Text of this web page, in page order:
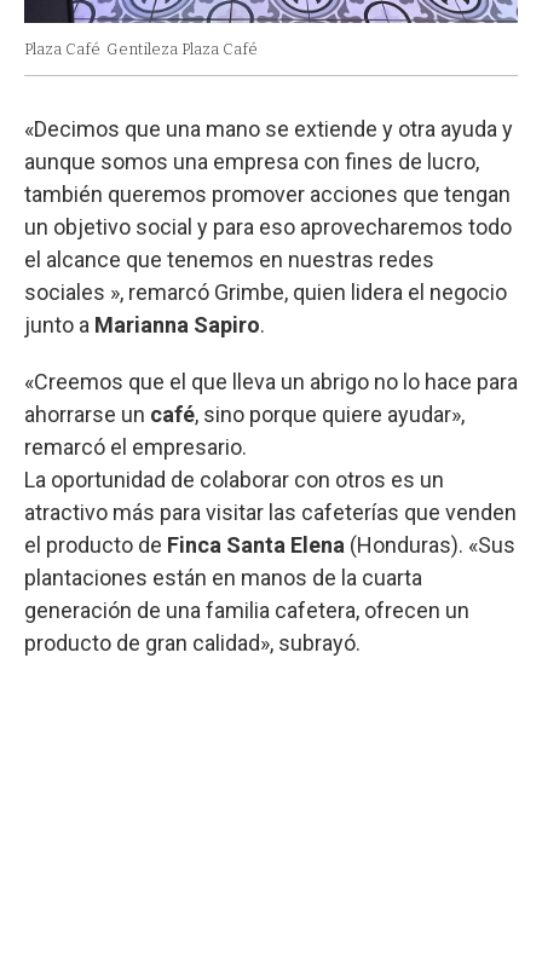
Plaza Café Gentileza Plaza Café
«Decimos que una mano se extiende y otra ayuda y
aunque somos una empresa con fines de lucro,
también queremos promover acciones que tengan
un objetivo social y para eso aprovecharemos todo
el alcance que tenemos en nuestras redes
sociales », remarcó Grimbe, quien lidera el negocio
junto a Marianna Sapiro.
«Creemos que el que lleva un abrigo no lo hace para
ahorrarse un café, sino porque quiere ayudar»,
remarcó el empresario.
La oportunidad de colaborar con otros es un
atractivo más para visitar las cafeterías que venden
el producto de Finca Santa Elena (Honduras). «Sus
plantaciones están en manos de la cuarta
generación de una familia cafetera, ofrecen un
producto de gran calidad», subrayó.